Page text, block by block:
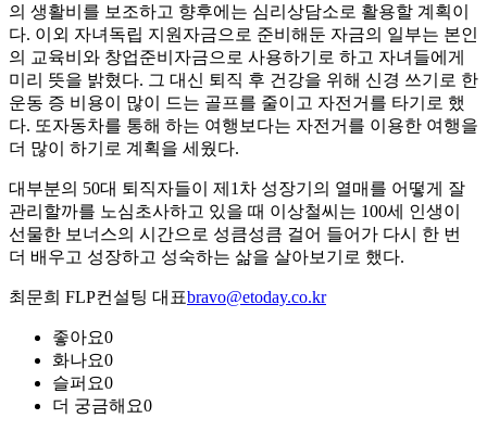
의 생활비를 보조하고 향후에는 심리상담소로 활용할 계획이
다. 이외 자녀독립 지원자금으로 준비해둔 자금의 일부는 본인
의 교육비와 창업준비자금으로 사용하기로 하고 자녀들에게
미리 뜻을 밝혔다. 그 대신 퇴직 후 건강을 위해 신경 쓰기로 한
운동 증 비용이 많이 드는 골프를 줄이고 자전거를 타기로 했
다. 또자동차를 통해 하는 여행보다는 자전거를 이용한 여행을
더 많이 하기로 계획을 세웠다.
대부분의 50대 퇴직자들이 제1차 성장기의 열매를 어떻게 잘
관리할까를 노심초사하고 있을 때 이상철씨는 100세 인생이
선물한 보너스의 시간으로 성큼성큼 걸어 들어가 다시 한 번
더 배우고 성장하고 성숙하는 삶을 살아보기로 했다.
최문희 FLP컨설팅 대표bravo@etoday.co.kr
좋아요0
화나요0
슬퍼요0
더 궁금해요0